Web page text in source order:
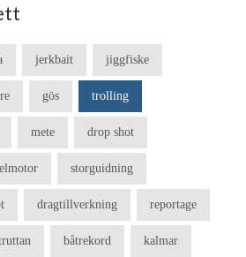
jerkbait jiggfiske
gös trolling
mete drop shot
elmotor storguidning
dragtillverkning reportage
båtrekord kalmar